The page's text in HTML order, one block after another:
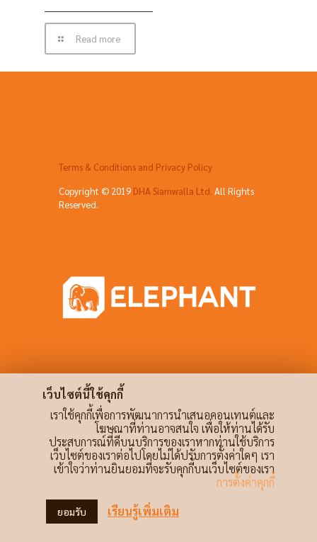
Read more
Terms & Conditions and Privacy Policy
Copyright © 2019 DHA Siamwalla Ltd. All Rights
Reserved.
เว็บไซต์นี้ใช้คุกกี้
เราใช้คุกกี้เพื่อการพัฒนาการนำเสนอคอนเทนต์และ
โฆษณาที่ท่านอาจสนใจ เพื่อให้ท่านได้รับ
ประสบการณ์ที่ดีบนบริการของเราหากท่านใช้บริการ
เว็บไซต์ของเราต่อไปโดยไม่ได้ปรับการตั้งค่าใดๆ เรา
เข้าใจว่าท่านยินยอมที่จะรับคุกกี้บนเว็บไซต์ของเรา
การตั้งค่าคุกกี้
ยอมรับ เรียนรู้เพิ่มเติม